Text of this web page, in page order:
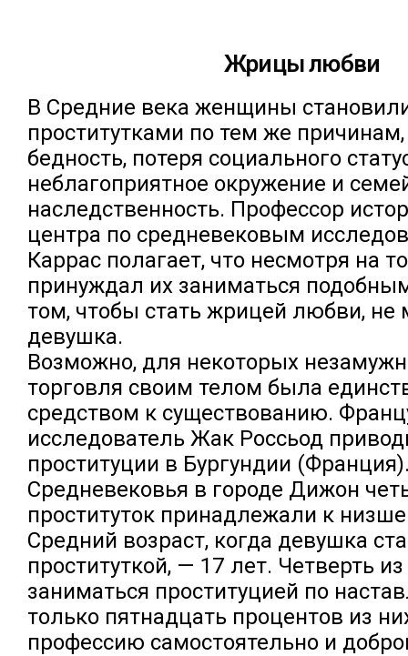
Жрицы любви
В Средние века женщины
проститутками по тем же причинам,
бедность, потеря социального
неблагоприятное окружение и
наследственность. Профессор
центра по средневековым
Каррас полагает, что несмотря на
принуждал их заниматься
том, чтобы стать жрицей любви, не
девушка.
Возможно, для некоторых
торговля своим телом была
средством к существованию.
исследователь Жак Россьод
проституции в Бургундии
Средневековья в городе Дижон
проституток принадлежали к
Средний возраст, когда девушка
проституткой, — 17 лет. Четверть
заниматься проституцией по
только пятнадцать процентов из
профессию самостоятельно и